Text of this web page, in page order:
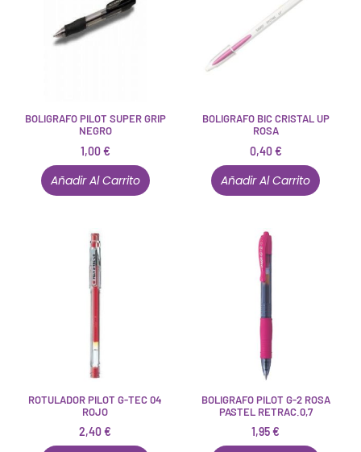
BOLIGRAFO PILOT SUPER GRIP
NEGRO
1,00€
Añadir Al Carrito
BOLIGRAFO BIC CRISTAL UP
ROSA
0,40€
Añadir Al Carrito
ROTULADOR PILOT G-TEC 04
ROJO
2,40€
BOLIGRAFO PILOT G-2 ROSA
PASTEL RETRAC.0,7
1,95€